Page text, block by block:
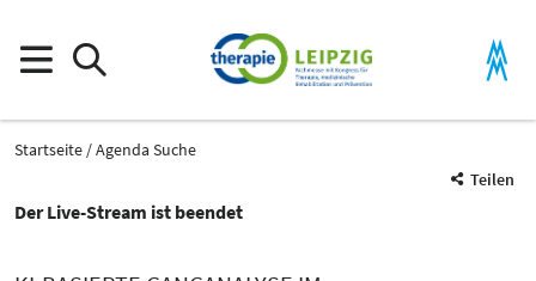
Startseite
Agenda Suche
Teilen
Der Live-Stream ist beendet